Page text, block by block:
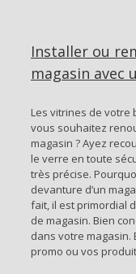
Installer ou
magasin avec
Les vitrines de votre
vous souhaitez
magasin ? Ayez
le verre en toute
très précise.
devanture d’un
fait, il est primordial
de magasin. Bien
dans votre magasin.
promo ou vos